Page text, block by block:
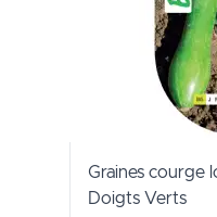
Graines courge
Doigts Verts